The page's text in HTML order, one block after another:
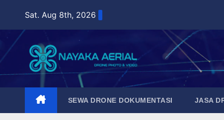
content
Sat. Aug 8th, 2026
SEWA DRONE DOKUMENTASI JASA